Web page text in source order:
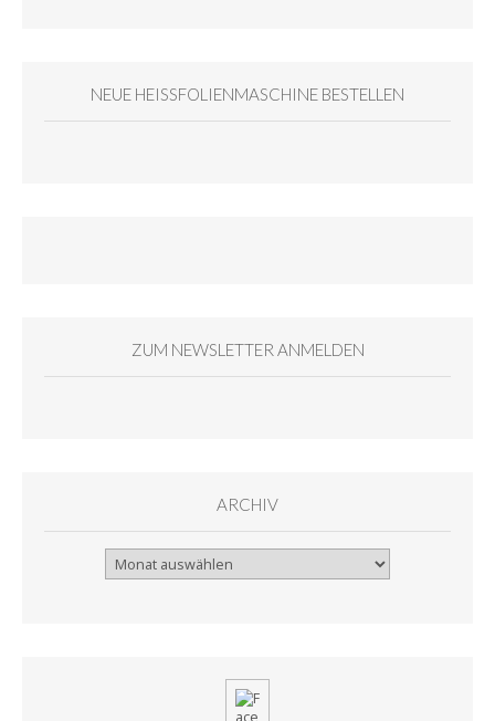
NEUE HEISSFOLIENMASCHINE BESTELLEN
ZUM NEWSLETTER ANMELDEN
ARCHIV
Archiv